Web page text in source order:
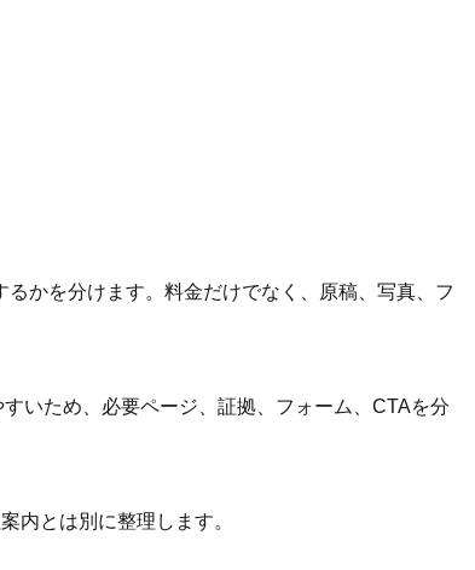
かを分けます。料金だけでなく、原稿、写真、フ
いため、必要ページ、証拠、フォーム、CTAを分
内とは別に整理します。